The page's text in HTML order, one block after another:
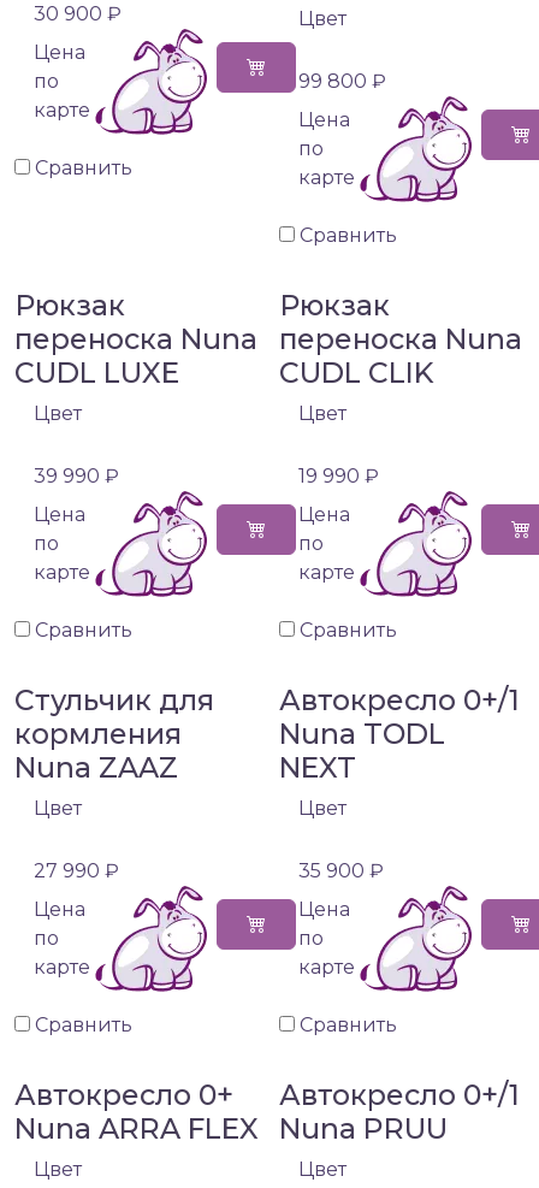
30 900 ₽
Цена
по
карте
Сравнить
Цвет
99 800 ₽
Цена
по
карте
Сравнить
Рюкзак
переноска Nuna
CUDL LUXE
Цвет
39 990 ₽
Цена
по
карте
Сравнить
Рюкзак
переноска Nuna
CUDL CLIK
Цвет
19 990 ₽
Цена
по
карте
Сравнить
Стульчик для
кормления
Nuna ZAAZ
Цвет
27 990 ₽
Цена
по
карте
Сравнить
Автокресло 0+/1
Nuna TODL
NEXT
Цвет
35 900 ₽
Цена
по
карте
Сравнить
Автокресло 0+
Nuna ARRA FLEX
Цвет
Автокресло 0+/1
Nuna PRUU
Цвет